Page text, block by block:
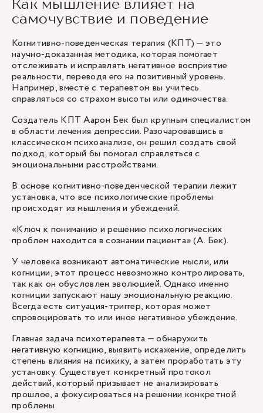
Как мышление влияет на
самочувствие и поведение
Когнитивно-поведенческая терапия (КПТ) — это
научно-доказанная методика, которая помогает
отслеживать и исправлять негативное восприятие
реальности, переводя его на позитивный уровень.
Например, вместе с терапевтом вы учитесь
справляться со страхом высоты или одиночества.
Создатель КПТ Аарон Бек был крупным специалистом
в области лечения депрессии. Разочаровавшись в
классическом психоанализе, он решил создать свой
подход, который бы помогал справляться с
эмоциональными расстройствами.
В основе когнитивно-поведенческой терапии лежит
установка, что все психологические проблемы
происходят из мышления и убеждений.
«Ключ к пониманию и решению психологических
проблем находится в сознании пациента» (А. Бек).
У человека возникают автоматические мысли, или
когниции, этот процесс невозможно контролировать,
так как он обусловлен эволюцией. Однако именно
когниции запускают нашу эмоциональную реакцию.
Всегда есть ситуация-триггер, которая может
спровоцировать то или иное негативное убеждение.
Главная задача психотерапевта — обнаружить
негативную когницию, выявить искажение, определить
степень влияния на психику, а затем проработать эту
установку. Существует конкретный протокол
действий, который призывает не анализировать
прошлое, а фокусироваться на решении конкретной
проблемы.